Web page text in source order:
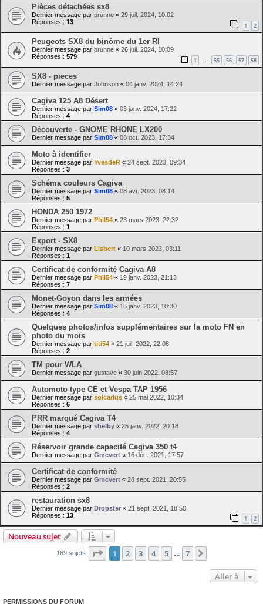
Pièces détachées sx8
Dernier message par prunne « 29 juil. 2024, 10:02
Réponses : 13 1 2
Peugeots SX8 du binôme du 1er RI
Dernier message par prunne « 26 juil. 2024, 10:09
Réponses : 579 1 … 55 56 57 58
SX8 - pieces
Dernier message par Johnson « 04 janv. 2024, 14:24
Cagiva 125 A8 Désert
Dernier message par Sim08 « 03 janv. 2024, 17:22
Réponses : 4
Découverte - GNOME RHONE LX200
Dernier message par Sim08 « 08 oct. 2023, 17:34
Moto à identifier
Dernier message par YvesdeR « 24 sept. 2023, 09:34
Réponses : 3
Schéma couleurs Cagiva
Dernier message par Sim08 « 08 avr. 2023, 08:14
Réponses : 5
HONDA 250 1972
Dernier message par Phil54 « 23 mars 2023, 22:32
Réponses : 1
Export - SX8
Dernier message par Lisbert « 10 mars 2023, 03:11
Réponses : 1
Certificat de conformité Cagiva A8
Dernier message par Phil54 « 19 janv. 2023, 21:13
Réponses : 7
Monet-Goyon dans les armées
Dernier message par Sim08 « 15 janv. 2023, 10:30
Réponses : 4
Quelques photos/infos supplémentaires sur la moto FN en
photo du mois
Dernier message par titi54 « 21 juil. 2022, 22:08
Réponses : 2
TM pour WLA
Dernier message par gustave « 30 juin 2022, 08:57
Automoto type CE et Vespa TAP 1956
Dernier message par solcarlus « 25 mai 2022, 10:34
Réponses : 6
PRR marqué Cagiva T4
Dernier message par shelby « 25 janv. 2022, 20:18
Réponses : 4
Réservoir grande capacité Cagiva 350 t4
Dernier message par Gmcvert « 16 déc. 2021, 17:57
Certificat de conformité
Dernier message par Gmcvert « 28 sept. 2021, 20:55
Réponses : 2
restauration sx8
Dernier message par Dropster « 21 sept. 2021, 18:50
Réponses : 13 1 2
Nouveau sujet
169 sujets Page 1sur7
1 2 3 4 5 7
Aller à
PERMISSIONS DU FORUM